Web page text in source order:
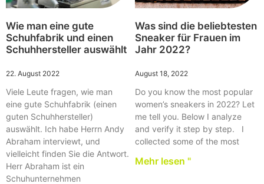
Wie man eine gute
Schuhfabrik und einen
Schuhhersteller auswählt
22. August 2022
Viele Leute fragen, wie man
eine gute Schuhfabrik (einen
guten Schuhhersteller)
auswählt. Ich habe Herrn Andy
Abraham interviewt, und
vielleicht finden Sie die Antwort.
Herr Abraham ist ein
Schuhunternehmen
Was sind die beliebtesten
Sneaker für Frauen im
Jahr 2022?
August 18, 2022
Do you know the most popular
women’s sneakers in 2022? Let
me tell you. Below I analyze
and verify it step by step. I
collected some of the most
Mehr lesen "